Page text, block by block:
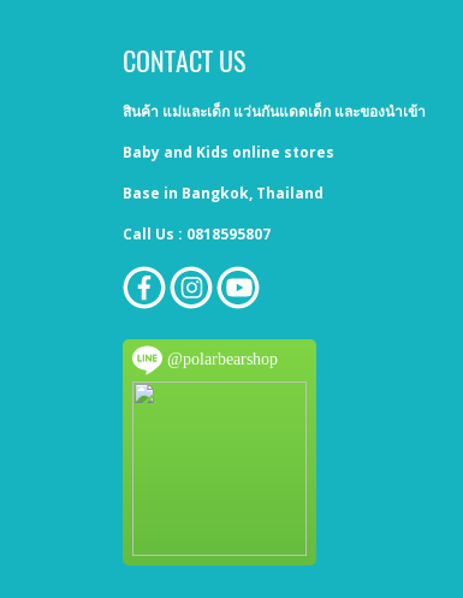
CONTACT US
สินค้า แม่และเด็ก แว่นกันแดดเด็ก และของนำเข้า
Baby and Kids online stores
Base in Bangkok, Thailand
Call Us : 0818595807
@polarbearshop